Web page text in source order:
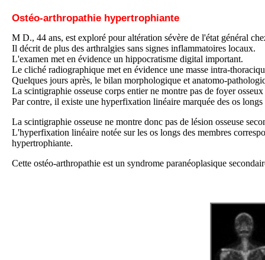
Ostéo-arthropathie hypertrophiante
M D., 44 ans, est exploré pour altération sévère de l'état général
Il décrit de plus des arthralgies sans signes inflammatoires locaux.
L'examen met en évidence un hippocratisme digital important.
Le cliché radiographique met en évidence une masse intra-
Quelques jours après, le bilan morphologique et anatomo-
La scintigraphie osseuse corps entier ne montre pas de foyer
Par contre, il existe une hyperfixation linéaire marquée des os
La scintigraphie osseuse ne montre donc pas de lésion osseuse
L'hyperfixation linéaire notée sur les os longs des membres
hypertrophiante.
Cette ostéo-arthropathie est un syndrome paranéoplasique